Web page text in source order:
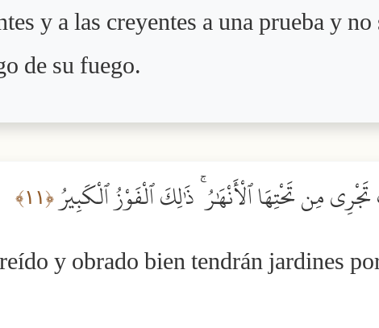
y a las creyentes a una prueba y
de su fuego.
مِن تَحْتِهَا ٱلْأَنْهَٰرُ ۚ ذَٰلِكَ ٱلْفَوْزُ ٱلْكَبِيرُ﴿١١﴾
y obrado bien tendrán jardines